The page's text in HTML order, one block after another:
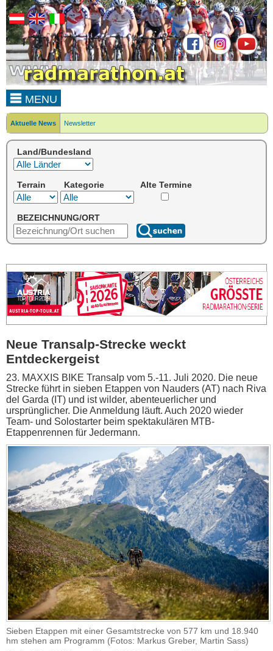
MENU
Aktuelle News Newsletter
Land/Bundesland
Terrain Kategorie Alte Termine
BEZEICHNUNG/ORT
Neue Transalp-Strecke weckt
Entdeckergeist
23. MAXXIS BIKE Transalp vom 5.-11. Juli 2020. Die neue
Strecke führt in sieben Etappen von Nauders (AT) nach Riva
del Garda (IT) und ist wilder, abenteuerlicher und
ursprünglicher. Die Anmeldung läuft. Auch 2020 wieder
Team- und Solostarter beim spektakulären MTB-
Etappenrennen für Jedermann.
Sieben Etappen mit einer Gesamtstrecke von 577 km und 18.940
hm stehen am Programm (Fotos: Markus Greber, Martin Sass)